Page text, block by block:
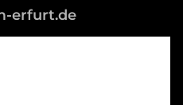
erfurt.de